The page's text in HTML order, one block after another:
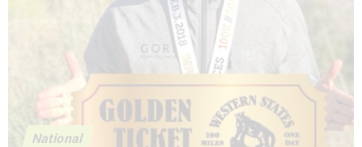
National